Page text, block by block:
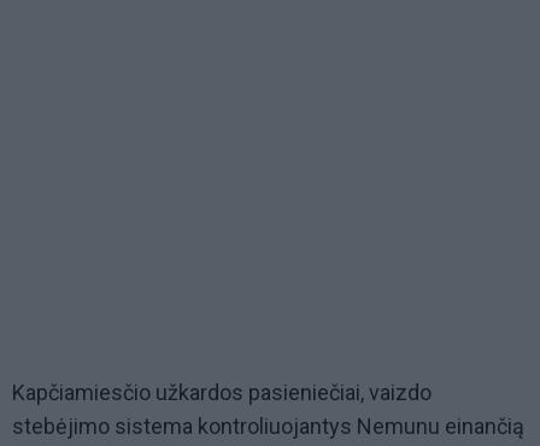
Kapčiamiesčio užkardos pasieniečiai, vaizdo
stebėjimo sistema kontroliuojantys Nemunu einančią